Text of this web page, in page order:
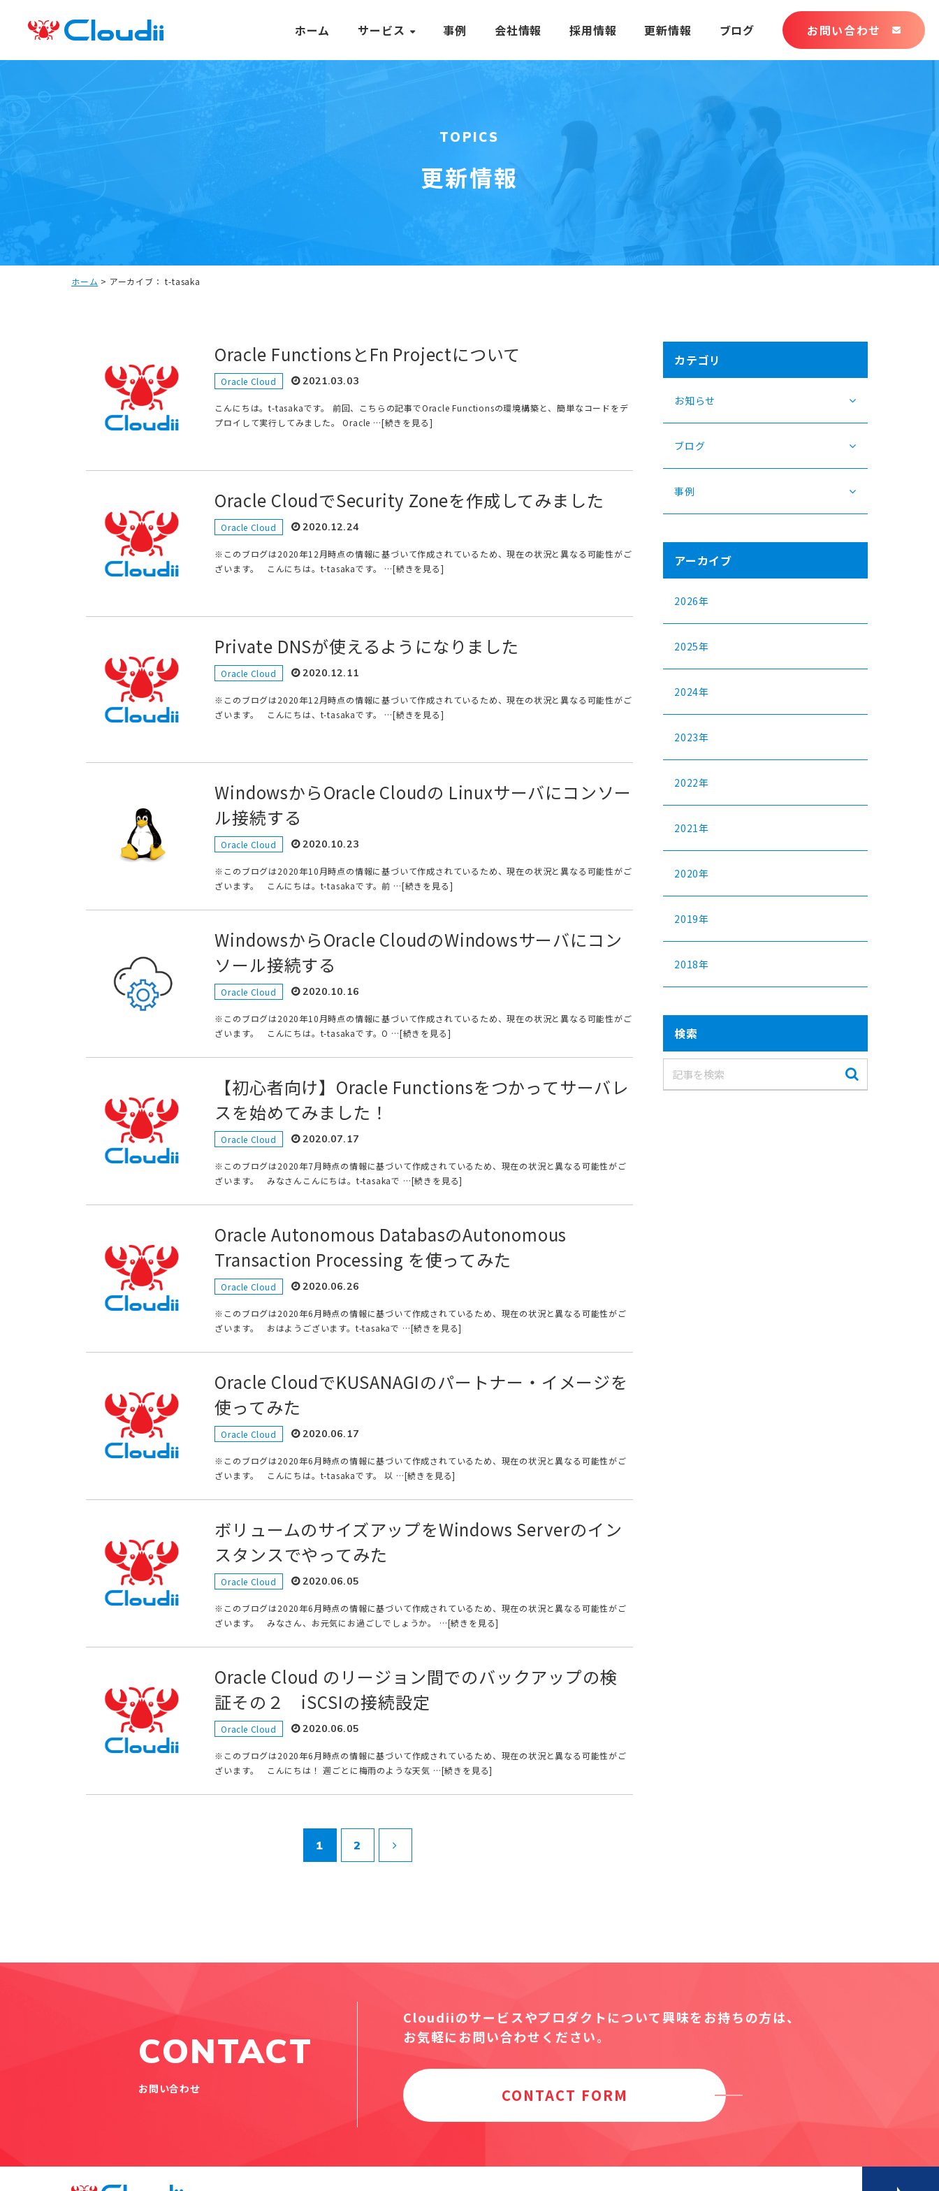
ホーム サービス 事例 会社情報 採用情報 更新情報 ブログ お問い合わせ
TOPICS
更新情報
ホーム > アーカイブ： t-tasaka
Oracle FunctionsとFn Projectについて
Oracle Cloud 2021.03.03
こんにちは。t-tasakaです。 前回、こちらの記事でOracle Functionsの環境構築と、簡単なコードをデ
プロイして実行してみました。 Oracle …[続きを見る]
Oracle CloudでSecurity Zoneを作成してみました
Oracle Cloud 2020.12.24
※このブログは2020年12月時点の情報に基づいて作成されているため、現在の状況と異なる可能性がご
ざいます。 こんにちは。t-tasakaです。 …[続きを見る]
Private DNSが使えるようになりました
Oracle Cloud 2020.12.11
※このブログは2020年12月時点の情報に基づいて作成されているため、現在の状況と異なる可能性がご
ざいます。 こんにちは、t-tasakaです。 …[続きを見る]
WindowsからOracle Cloudの Linuxサーバにコンソー
ル接続する
Oracle Cloud 2020.10.23
※このブログは2020年10月時点の情報に基づいて作成されているため、現在の状況と異なる可能性がご
ざいます。 こんにちは。t-tasakaです。前 …[続きを見る]
WindowsからOracle CloudのWindowsサーバにコン
ソール接続する
Oracle Cloud 2020.10.16
※このブログは2020年10月時点の情報に基づいて作成されているため、現在の状況と異なる可能性がご
ざいます。 こんにちは。t-tasakaです。O …[続きを見る]
【初心者向け】Oracle Functionsをつかってサーバレ
スを始めてみました！
Oracle Cloud 2020.07.17
※このブログは2020年7月時点の情報に基づいて作成されているため、現在の状況と異なる可能性がご
ざいます。 みなさんこんにちは。t-tasakaで …[続きを見る]
Oracle Autonomous DatabasのAutonomous
Transaction Processing を使ってみた
Oracle Cloud 2020.06.26
※このブログは2020年6月時点の情報に基づいて作成されているため、現在の状況と異なる可能性がご
ざいます。 おはようございます。t-tasakaで …[続きを見る]
Oracle CloudでKUSANAGIのパートナー・イメージを
使ってみた
Oracle Cloud 2020.06.17
※このブログは2020年6月時点の情報に基づいて作成されているため、現在の状況と異なる可能性がご
ざいます。 こんにちは。t-tasakaです。 以 …[続きを見る]
ボリュームのサイズアップをWindows Serverのイン
スタンスでやってみた
Oracle Cloud 2020.06.05
※このブログは2020年6月時点の情報に基づいて作成されているため、現在の状況と異なる可能性がご
ざいます。 みなさん、お元気にお過ごしでしょうか。 …[続きを見る]
Oracle Cloud のリージョン間でのバックアップの検
証その２ iSCSIの接続設定
Oracle Cloud 2020.06.05
※このブログは2020年6月時点の情報に基づいて作成されているため、現在の状況と異なる可能性がご
ざいます。 こんにちは！ 週ごとに梅雨のような天気 …[続きを見る]
1 2
カテゴリ
お知らせ
ブログ
事例
アーカイブ
2026年
2025年
2024年
2023年
2022年
2021年
2020年
2019年
2018年
検索
CONTACT
お問い合わせ
Cloudiiのサービスやプロダクトについて興味をお持ちの方は、
お気軽にお問い合わせください。
CONTACT FORM